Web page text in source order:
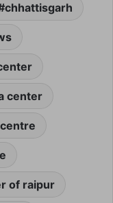
chhattisgarh
center
of raipur